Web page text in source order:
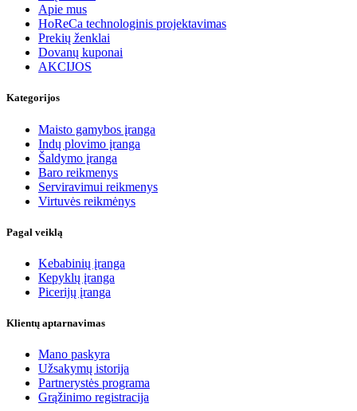
Apie mus
HoReCa technologinis projektavimas
Prekių ženklai
Dovanų kuponai
AKCIJOS
Kategorijos
Maisto gamybos įranga
Indų plovimo įranga
Šaldymo įranga
Baro reikmenys
Serviravimui reikmenys
Virtuvės reikmėnys
Pagal veiklą
Kebabinių įranga
Кеpyklų įranga
Picerijų įranga
Klientų aptarnavimas
Mano paskyra
Užsakymų istorija
Partnerystės programa
Grąžinimo registracija